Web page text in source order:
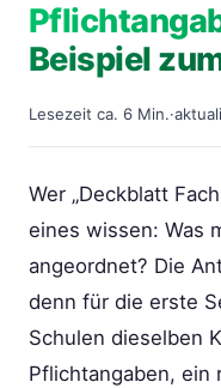
Beispiel
Lesezeit ca. 6 Min.·
Wer „Deckblatt
eines wissen: Was
angeordnet? Die
denn für die erste
Schulen dieselben
Pflichtangaben, ein